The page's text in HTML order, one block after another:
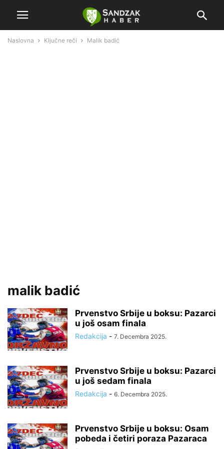
Naslovna Ključne reči Malik badić
malik badić
Prvenstvo Srbije u boksu: Pazarci
u još osam finala
Redakcija - 7. Decembra 2025.
Prvenstvo Srbije u boksu: Pazarci
u još sedam finala
Redakcija - 6. Decembra 2025.
Prvenstvo Srbije u boksu: Osam
pobeda i četiri poraza Pazaraca